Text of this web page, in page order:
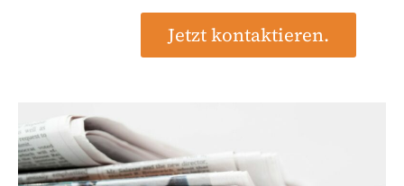
Jetzt kontaktieren.